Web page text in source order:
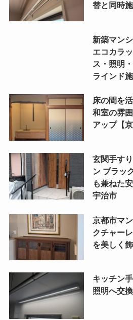
替と同時
新築マン
エコカラ
ス・照明
ラインド
床の間を
和室の雰
アップ【
玄関手す
ン ブラッ
も兼ねた
宇治市
京都市マ
クチャー
を美しく
キッチン
照明へ交